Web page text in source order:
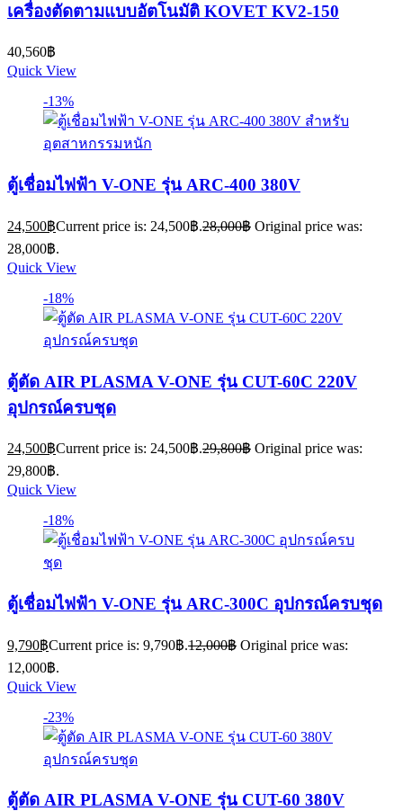
เครื่องตัดตามแบบอัตโนมัติ KOVET KV2-150
40,560฿
Quick View
-13%
ตู้เชื่อมไฟฟ้า V-ONE รุ่น ARC-400 380V
24,500฿Current price is: 24,500฿.28,000฿ Original price was:
28,000฿.
Quick View
-18%
ตู้ตัด AIR PLASMA V-ONE รุ่น CUT-60C 220V
อุปกรณ์ครบชุด
24,500฿Current price is: 24,500฿.29,800฿ Original price was:
29,800฿.
Quick View
-18%
ตู้เชื่อมไฟฟ้า V-ONE รุ่น ARC-300C อุปกรณ์ครบชุด
9,790฿Current price is: 9,790฿.12,000฿ Original price was:
12,000฿.
Quick View
-23%
ตู้ตัด AIR PLASMA V-ONE รุ่น CUT-60 380V